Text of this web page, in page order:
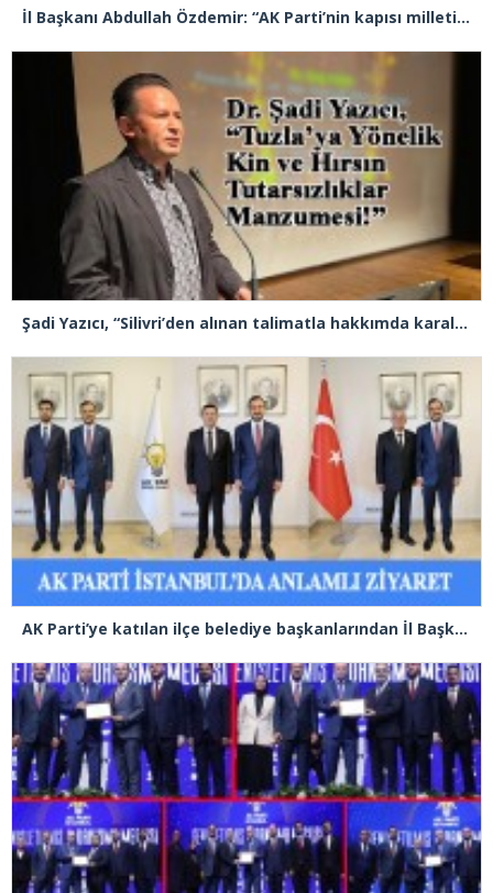
İl Başkanı Abdullah Özdemir: “AK Parti’nin kapısı milletine hizmet etmek isteyen herkese açıktır”
Şadi Yazıcı, “Silivri’den alınan talimatla hakkımda karalama kampanyası yürütülüyor”
AK Parti’ye katılan ilçe belediye başkanlarından İl Başkanı Özdemir’e ziyaret